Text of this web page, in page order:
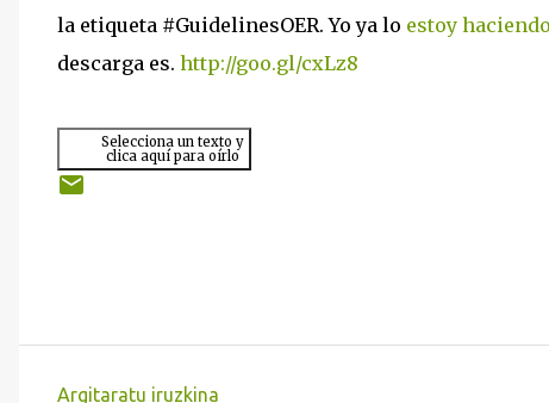
la etiqueta #GuidelinesOER. Yo ya lo estoy
descarga es. http://goo.gl/cxLz8
Selecciona un texto y
clica aquí para oírlo
Argitaratu iruzkina